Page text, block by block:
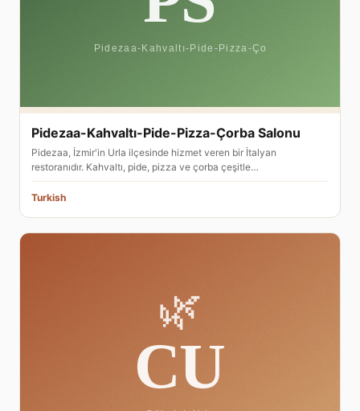
Pidezaa-Kahvaltı-Pide-Pizza-Çorba Salonu
Pidezaa, İzmir'in Urla ilçesinde hizmet veren bir İtalyan
restoranıdır. Kahvaltı, pide, pizza ve çorba çeşitle…
Turkish